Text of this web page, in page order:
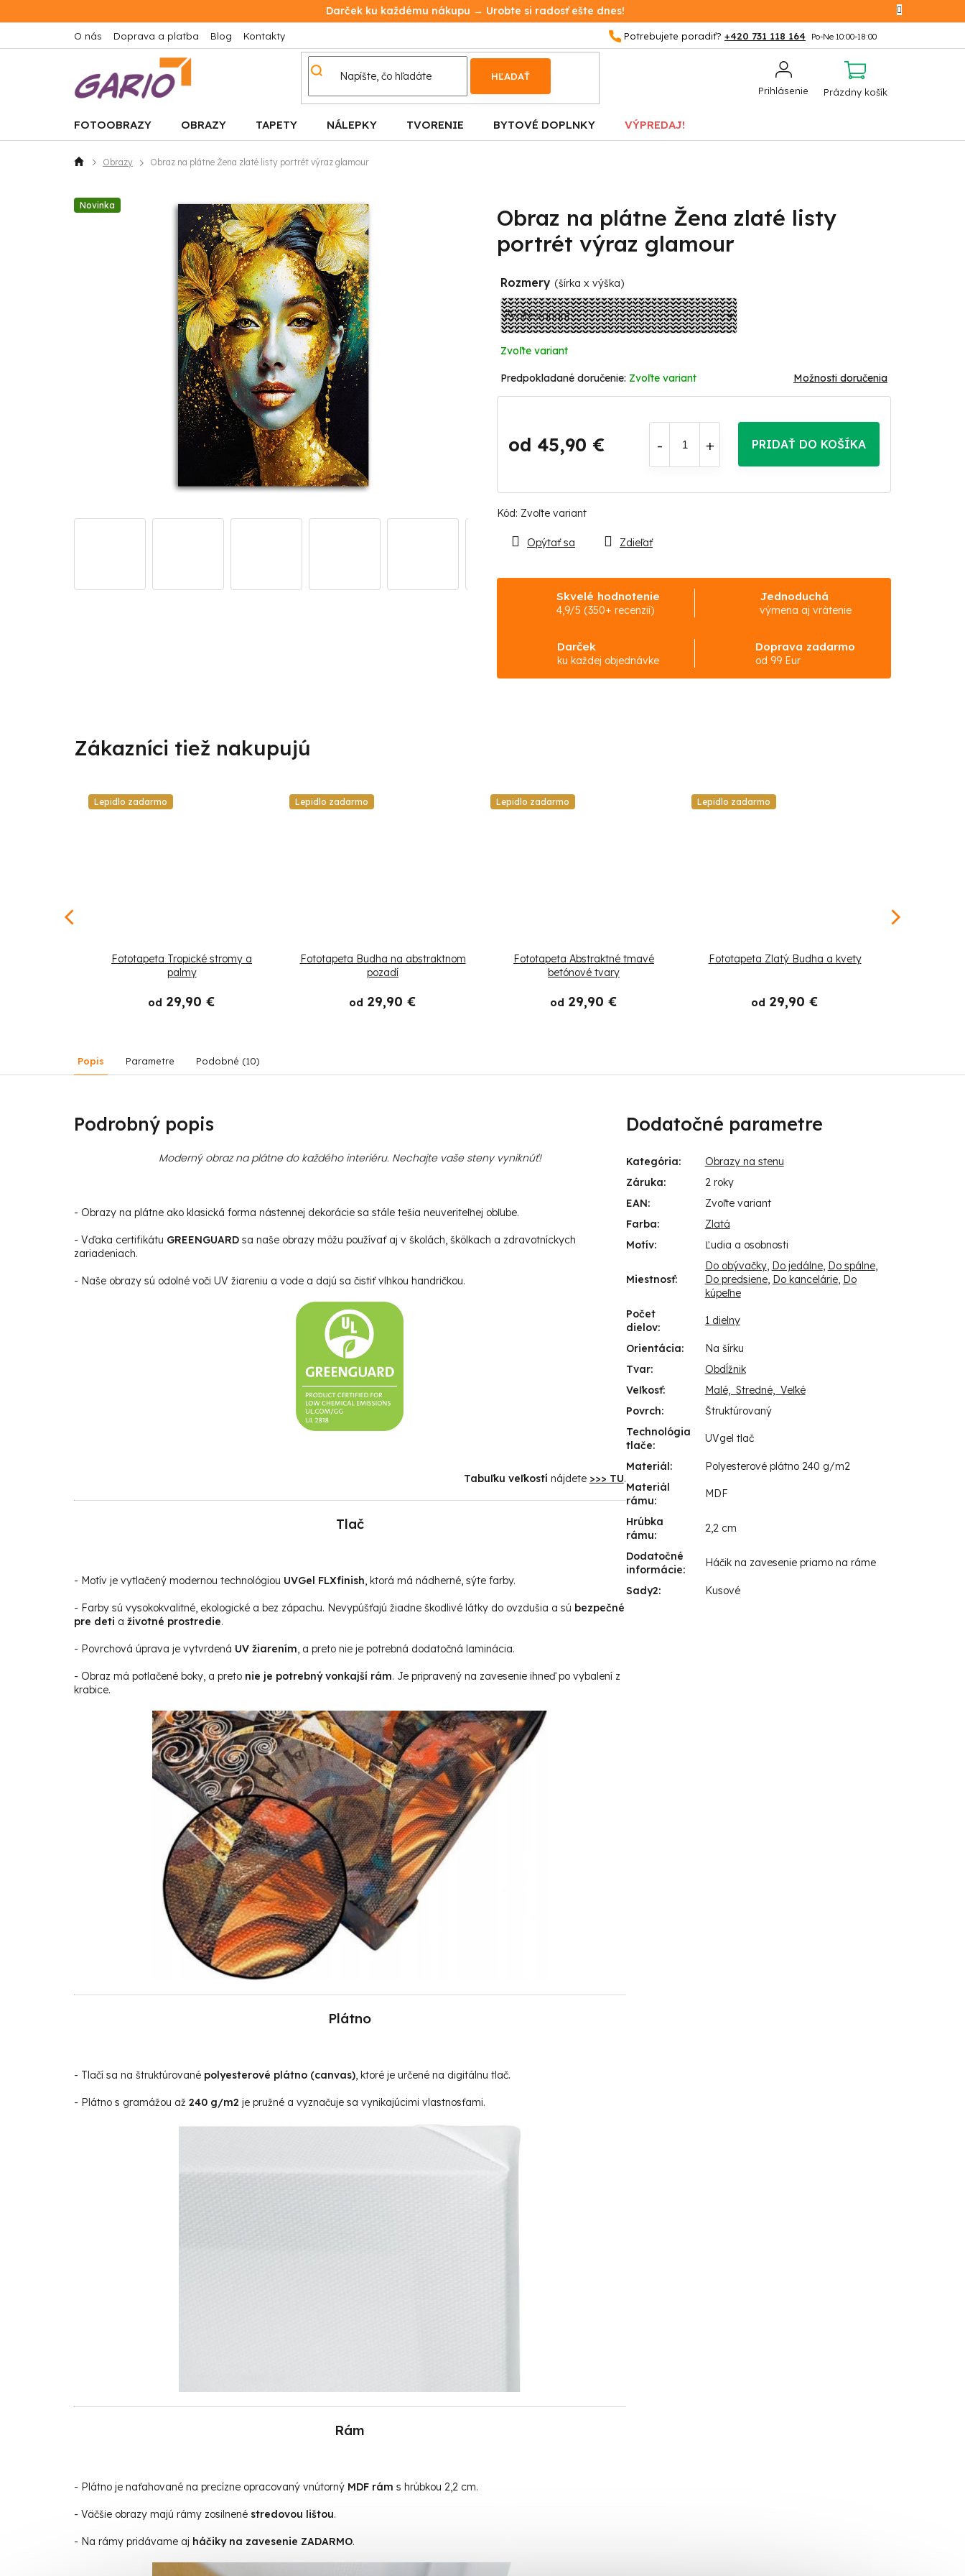
na
Darček ku každému nákupu → Urobte si radosť ešte dnes!
+420 731 118 164
O nás Doprava a platba Blog Kontakty
Prihlásenie
HĽADAŤ
NÁKUPNÝ
Prázdny košík
FOTOOBRAZY OBRAZY TAPETY NÁLEPKY TVORENIE BYTOVÉ DOPLNKY VÝPREDAJ!
DomovObrazy Obraz na plátne Žena zlaté listy portrét výraz glamour
Novinka
Obraz na plátne Žena zlaté listy
portrét výraz glamour
Kód: Zvoľte variant
Rozmery (šírka x výška)
Zvoľte variant
Zvoľte variant Možnosti doručenia
od 45,90 €
Jednotková
PRIDAŤ DO KOŠÍKA
Skvelé hodnotenie
4,9/5 (350+ recenzií)
Jednoduchá
výmena aj vrátenie
Darček
ku každej objednávke
Doprava zadarmo
od 99 Eur
Opýtať sa Zdieľať
Lepidlo zadarmo
Fototapeta Tropické stromy a
palmy
od 29,90 €
Lepidlo zadarmo
Fototapeta Budha na abstraktnom
pozadí
od 29,90 €
Lepidlo zadarmo
Fototapeta Abstraktné tmavé
betónové tvary
od 29,90 €
Lepidlo zadarmo
Fototapeta Zlatý Budha a kvety
od 29,90 €
Popis Parametre Podobné (10)
Podrobný popis
Moderný obraz na plátne do každého interiéru. Nechajte vaše steny vyniknúť!
- Obrazy na plátne ako klasická forma nástennej dekorácie sa stále tešia neuveriteľnej obľube.
- Vďaka certifikátu GREENGUARD sa naše obrazy môžu používať aj v školách, škôlkach a zdravotníckych
zariadeniach.
- Naše obrazy sú odolné voči UV žiareniu a vode a dajú sa čistiť vlhkou handričkou.
Tabuľku veľkostínájdete >>> TU.
Tlač
- Motív je vytlačený modernou technológiou UVGel FLXfinish, ktorá má nádherné, sýte farby.
- Farby sú vysokokvalitné, ekologické a bez zápachu. Nevypúšťajú žiadne škodlivé látky do ovzdušia a sú bezpečné
pre deti a životné prostredie.
- Povrchová úprava je vytvrdená UV žiarením, a preto nie je potrebná dodatočná laminácia.
- Obraz má potlačené boky, a preto nie je potrebný vonkajší rám. Je pripravený na zavesenie ihneď po vybalení z
krabice.
Plátno
- Tlačí sa na štruktúrované polyesterové plátno (canvas), ktoré je určené na digitálnu tlač.
- Plátno s gramážou až 240 g/m2 je pružné a vyznačuje sa vynikajúcimi vlastnosťami.
Rám
- Plátno je naťahované na precízne opracovaný vnútorný MDF rám s hrúbkou 2,2 cm.
- Väčšie obrazy majú rámy zosilnené stredovou lištou.
- Na rámy pridávame aj háčiky na zavesenie ZADARMO.
Dodatočné parametre
Kategória:
Obrazy na stenu
Záruka:
2 roky
EAN:
Zvoľte variant
Farba:
Zlatá
Motív: Ľudia a osobnosti
Miestnosť:
Do obývačky, Do jedálne, Do spálne,
Do predsiene, Do kancelárie, Do
kúpeľne
Počet
dielov:
1 dielny
Orientácia:
Na šírku
Tvar:
Obdĺžnik
Veľkosť:
Malé, Stredné, Veľké
Povrch:
Štruktúrovaný
Technológia
tlače:
UVgel tlač
Materiál:
Polyesterové plátno 240 g/m2
Materiál
rámu:
MDF
Hrúbka
rámu:
2,2 cm
Dodatočné
informácie:
Háčik na zavesenie priamo na ráme
Sady2: Kusové